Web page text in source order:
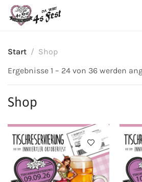
Start
Shop
Ergebnisse 1 – 24 von 36 werden
Shop